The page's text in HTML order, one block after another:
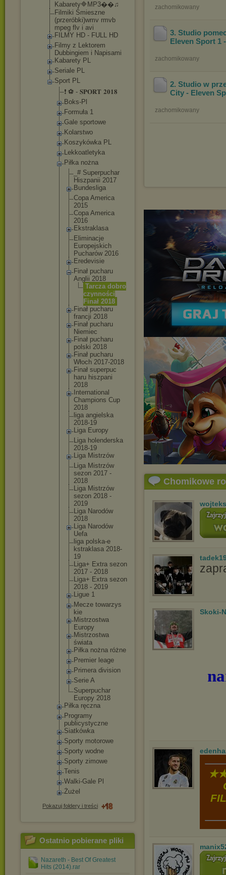
Kabarety🔷MP3��♫
Filmiki Śmieszne
(przeróbki)wmv rmvb
mpeg flv i avi
FILMY HD - FULL HD
Filmy z Lektorem
Dubbingiem i Napisami
Kabarety PL
Seriale PL
Sport PL
❗ ⚽ - 𝐒𝐏𝐎𝐑𝐓 𝟐𝟎𝟏𝟖
Boks-Pl
Formuła 1
Gale sportowe
Kolarstwo
Koszykówka PL
Lekkoatletyka
Piłka nożna
_# Superpuc har
Hiszpanii 2017
Bundesliga
Copa America
2015
Copa America
2016
Ekstrakl asa
Eliminacje
Europejs kich
Pucharów 2016
Eredevisie
Finał pucharu
Anglii 2018
Tarcza dobro
czynności
Finał 2018
Finał pucharu
francji 2018
Finał pucharu
Niemiec
Finał pucharu
polski 2018
Finał pucharu
Włoch 2017-2018
Finał superpuc
haru hiszpani
2018
International
Champions Cup
2018
liga angielska
2018-19
Liga Europy
Liga holenderska
2018-19
Liga Mistrzów
Liga Mistrzów
sezon 2017 -
2018
Liga Mistrzów
sezon 2018 -
2019
Liga Narodów
2018
Liga Narodów
Uefa
liga polska-e
kstraklasa 2018-
19
Liga+ Extra sezon
2017 - 2018
Liga+ Extra sezon
2018 - 2019
Ligue 1
Mecze towarzys
kie
Mistrzostwa
Europy
Mistrzostwa
świata
Piłka nożna różne
Premier leage
Primera division
Serie A
Superpuc har
Europy 2018
Piłka ręczna
Programy
publicystyczne
Siatkówka
Sporty motorowe
Sporty wodne
Sporty zimowe
Tenis
Walki-Gale Pl
Żużel
Pokazuj foldery i treści
Ostatnio pobierane pliki
Nazareth - Best Of Greatest
Hits (2014).rar
zachomikowany
3. Studio
Eleven Sport 1
zachomikowany
2. Studio w
City - Eleven
zachomikowany
Chomikowe
Skoki-